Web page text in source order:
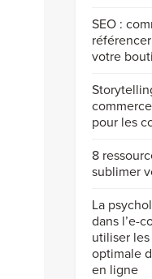
SEO :
votre
pour les
8
sublimer
La
dans l’e-
utiliser
optimale
en ligne